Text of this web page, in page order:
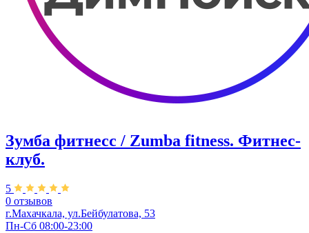
Зумба фитнесс / Zumba fitness. Фитнес-
клуб.
5
0 отзывов
г.Махачкала, ул.Бейбулатова, 53
Пн-Сб 08:00-23:00